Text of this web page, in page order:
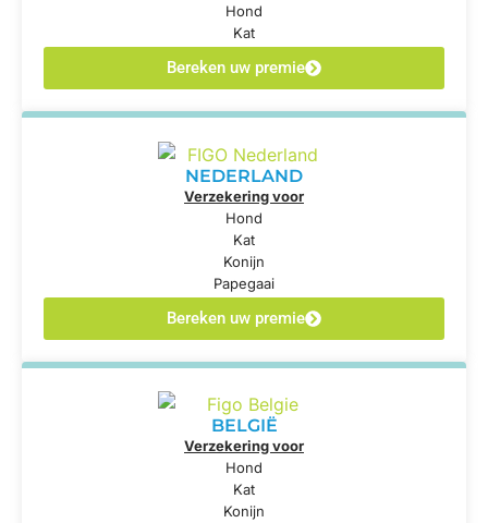
Hond
Kat
Bereken uw premie
NEDERLAND
Verzekering voor
Hond
Kat
Konijn
Papegaai
Bereken uw premie
BELGIË
Verzekering voor
Hond
Kat
Konijn